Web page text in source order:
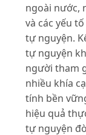
ngoài nước,
và các yếu
tự nguyện.
tự nguyện
người tham
nhiều khía
tính bền
hiệu quả
tự nguyện